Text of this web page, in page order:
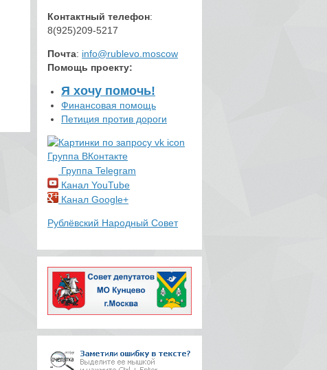
Контактный телефон:
8(925)209-5217
Почта: info@rublevo.moscow
Помощь проекту:
Я хочу помочь!
Финансовая помощь
Петиция против дороги
Группа ВКонтакте
Группа Telegram
Канал YouTube
Канал Google+
Рублёвский Народный Совет